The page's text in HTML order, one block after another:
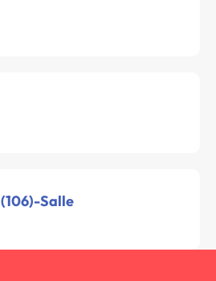
Salle